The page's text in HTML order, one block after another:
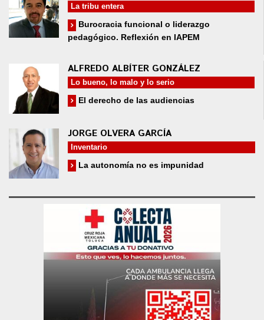
La tribu entera
Burocracia funcional o liderazgo
pedagógico. Reflexión en IAPEM
ALFREDO ALBÍTER GONZÁLEZ
Lo bueno, lo malo y lo serio
El derecho de las audiencias
JORGE OLVERA GARCÍA
Inventario
La autonomía no es impunidad